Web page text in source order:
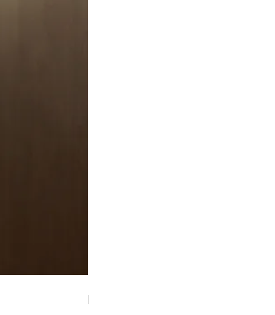
Panaroma Kilo